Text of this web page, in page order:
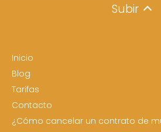
Subir
Inicio
Blog
Tarifas
Contacto
¿Cómo cancelar un contrato de